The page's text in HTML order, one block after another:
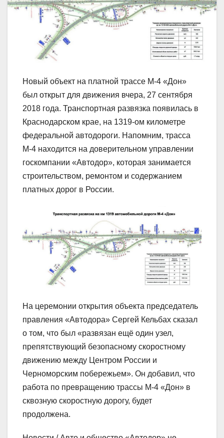
Новый объект на платной трассе М-4 «Дон»
был открыт для движения вчера, 27 сентября
2018 года. Транспортная развязка появилась в
Краснодарском крае, на 1319-ом километре
федеральной автодороги. Напомним, трасса
М-4 находится на доверительном управлении
госкомпании «Автодор», которая занимается
строительством, ремонтом и содержанием
платных дорог в России.
На церемонии открытия объекта председатель
правления «Автодора» Сергей Кельбах сказал
о том, что был «развязан ещё один узел,
препятствующий безопасному скоростному
движению между Центром России и
Черноморским побережьем». Он добавил, что
работа по превращению трассы М-4 «Дон» в
сквозную скоростную дорогу, будет
продолжена.